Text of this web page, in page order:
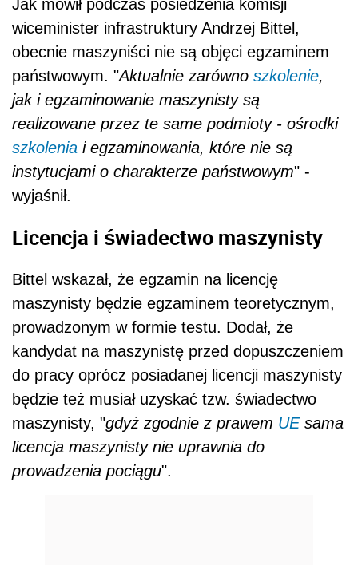
Jak mówił podczas posiedzenia komisji
wiceminister infrastruktury Andrzej Bittel,
obecnie maszyniści nie są objęci egzaminem
państwowym. "Aktualnie zarówno szkolenie,
jak i egzaminowanie maszynisty są
realizowane przez te same podmioty - ośrodki
szkolenia i egzaminowania, które nie są
instytucjami o charakterze państwowym" -
wyjaśnił.
Licencja i świadectwo maszynisty
Bittel wskazał, że egzamin na licencję
maszynisty będzie egzaminem teoretycznym,
prowadzonym w formie testu. Dodał, że
kandydat na maszynistę przed dopuszczeniem
do pracy oprócz posiadanej licencji maszynisty
będzie też musiał uzyskać tzw. świadectwo
maszynisty, "gdyż zgodnie z prawem UEsama
licencja maszynisty nie uprawnia do
prowadzenia pociągu".